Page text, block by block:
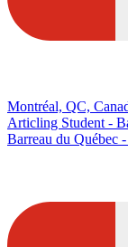
Montréal, QC,
Articling Student -
Barreau du Québec -